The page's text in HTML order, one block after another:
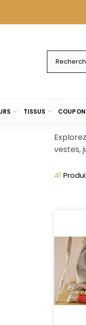
TISSUS
vestes,
41